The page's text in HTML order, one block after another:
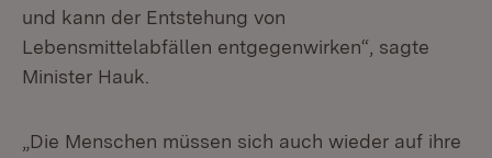
und kann der Entstehung von
Lebensmittelabfällen entgegenwirken“, sagte
Minister Hauk.
„Die Menschen müssen sich auch wieder auf ihre